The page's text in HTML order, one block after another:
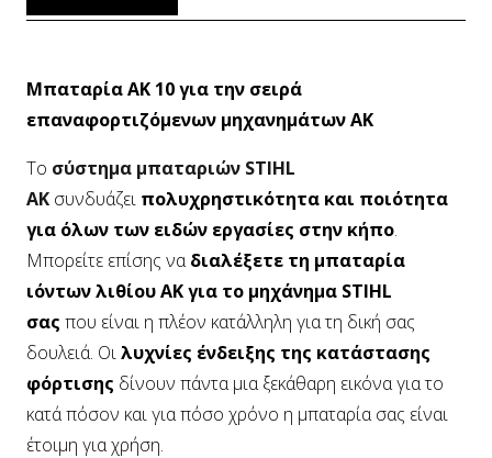
Μπαταρία AK 10 για την σειρά
επαναφορτιζόμενων μηχανημάτων ΑΚ
Το σύστημα μπαταριών STIHL
AK συνδυάζει πολυχρηστικότητα και ποιότητα
για όλων των ειδών εργασίες στην κήπο.
Μπορείτε επίσης ναδιαλέξετε τη μπαταρία
ιόντων λιθίου AK για το μηχάνημα STIHL
σας που είναι η πλέον κατάλληλη για τη δική σας
δουλειά. Οιλυχνίες ένδειξης της κατάστασης
φόρτισης δίνουν πάντα μια ξεκάθαρη εικόνα για το
κατά πόσον και για πόσο χρόνο η μπαταρία σας είναι
έτοιμη για χρήση.